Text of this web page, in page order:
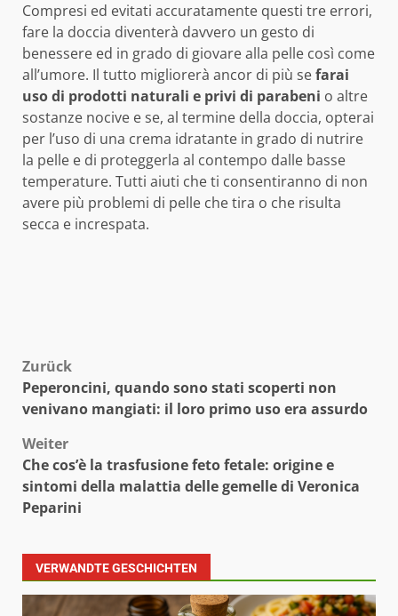
Compresi ed evitati accuratamente questi tre errori,
fare la doccia diventerà davvero un gesto di
benessere ed in grado di giovare alla pelle così come
all’umore. Il tutto migliorerà ancor di più sefarai
uso di prodotti naturali e privi di parabeni o altre
sostanze nocive e se, al termine della doccia, opterai
per l’uso di una crema idratante in grado di nutrire
la pelle e di proteggerla al contempo dalle basse
temperature. Tutti aiuti che ti consentiranno di non
avere più problemi di pelle che tira o che risulta
secca e increspata.
Beitragsnavigation
Zurück
Peperoncini, quando sono stati scoperti non
venivano mangiati: il loro primo uso era assurdo
Weiter
Che cos’è la trasfusione feto fetale: origine e
sintomi della malattia delle gemelle di Veronica
Peparini
VERWANDTE GESCHICHTEN